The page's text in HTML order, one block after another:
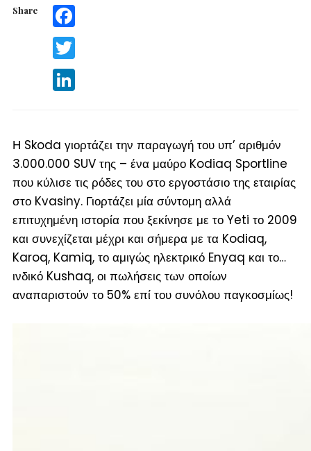
Share Facebook
Twitter
LinkedIn
Η Skoda γιορτάζει την παραγωγή του υπ’ αριθμόν
3.000.000 SUV της – ένα μαύρο Kodiaq Sportline
που κύλισε τις ρόδες του στο εργοστάσιο της εταιρίας
στο Kvasiny. Γιορτάζει μία σύντομη αλλά
επιτυχημένη ιστορία που ξεκίνησε με το Yeti το 2009
και συνεχίζεται μέχρι και σήμερα με τα Kodiaq,
Karoq, Kamiq, το αμιγώς ηλεκτρικό Enyaq και το…
ινδικό Kushaq, οι πωλήσεις των οποίων
αναπαριστούν το 50% επί του συνόλου παγκοσμίως!